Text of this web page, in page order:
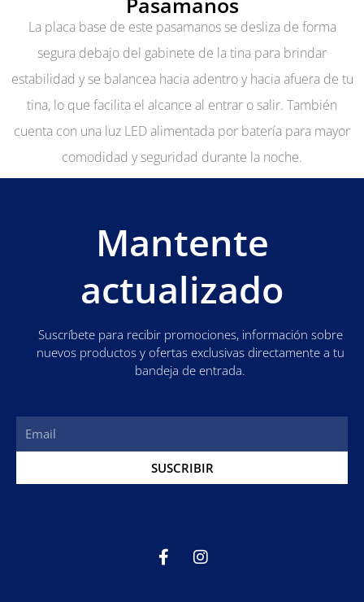
La placa base de este pasamanos se desliza de forma
segura debajo del gabinete de la tina para brindar
estabilidad y se balancea hacia adentro y hacia afuera de tu
tina, lo que facilita el alcance al entrar o salir. También
cuenta con una luz LED alimentada por batería para mayor
comodidad y seguridad durante la noche.
Mantente
actualizado
Suscríbete para recibir promociones, información sobre
nuevos productos y ofertas exclusivas directamente a tu
bandeja de entrada.
SUSCRIBIR
F
I